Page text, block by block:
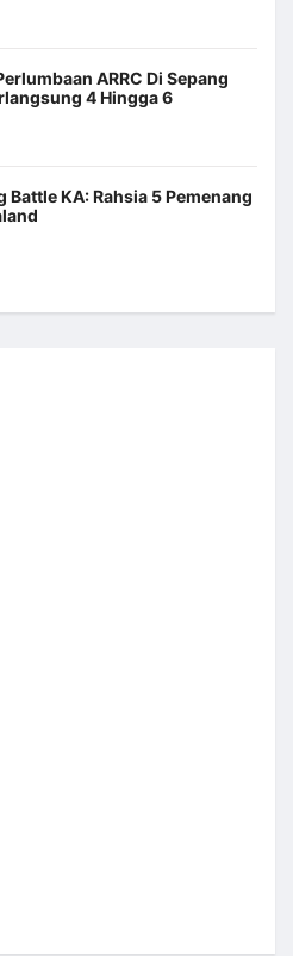
ARRC Di Sepang
4 Hingga 6
Battle KA: Rahsia 5 Pemenang